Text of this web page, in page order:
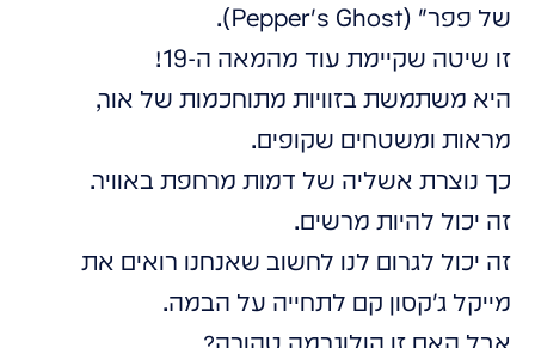
של פפר" (Pepper's Ghost).
זו שיטה שקיימת עוד מהמאה ה-19!
היא משתמשת בזוויות מתוחכמות של אור,
מראות ומשטחים שקופים.
כך נוצרת אשליה של דמות מרחפת באוויר.
זה יכול להיות מרשים.
זה יכול לגרום לנו לחשוב שאנחנו רואים את
מייקל ג'קסון קם לתחייה על הבמה.